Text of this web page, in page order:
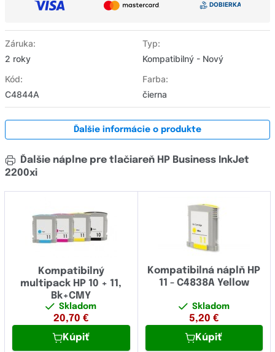
Záruka:
2 roky
Typ:
Kompatibilný - Nový
Kód:
C4844A
Farba:
čierna
Ďalšie informácie o produkte
Ďalšie náplne pre tlačiareň HP Business InkJet
2200xi
Kompatibilný
multipack HP 10 + 11,
Bk+CMY
Skladom
20,70 €
Kúpiť
Kompatibilná náplň HP
11 - C4838A Yellow
Skladom
5,20 €
Kúpiť